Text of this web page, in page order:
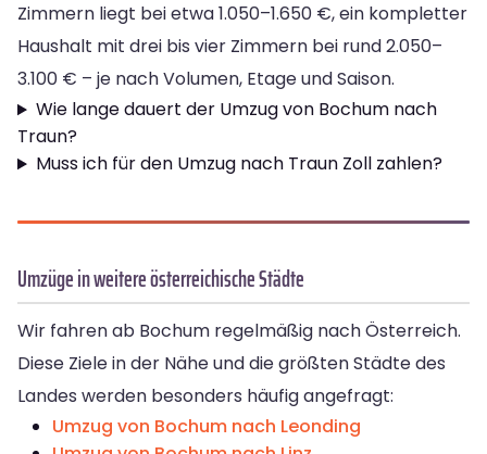
Zimmern liegt bei etwa 1.050–1.650 €, ein kompletter
Haushalt mit drei bis vier Zimmern bei rund 2.050–
3.100 € – je nach Volumen, Etage und Saison.
Wie lange dauert der Umzug von Bochum nach
Traun?
Muss ich für den Umzug nach Traun Zoll zahlen?
Umzüge in weitere österreichische Städte
Wir fahren ab Bochum regelmäßig nach Österreich.
Diese Ziele in der Nähe und die größten Städte des
Landes werden besonders häufig angefragt:
Umzug von Bochum nach Leonding